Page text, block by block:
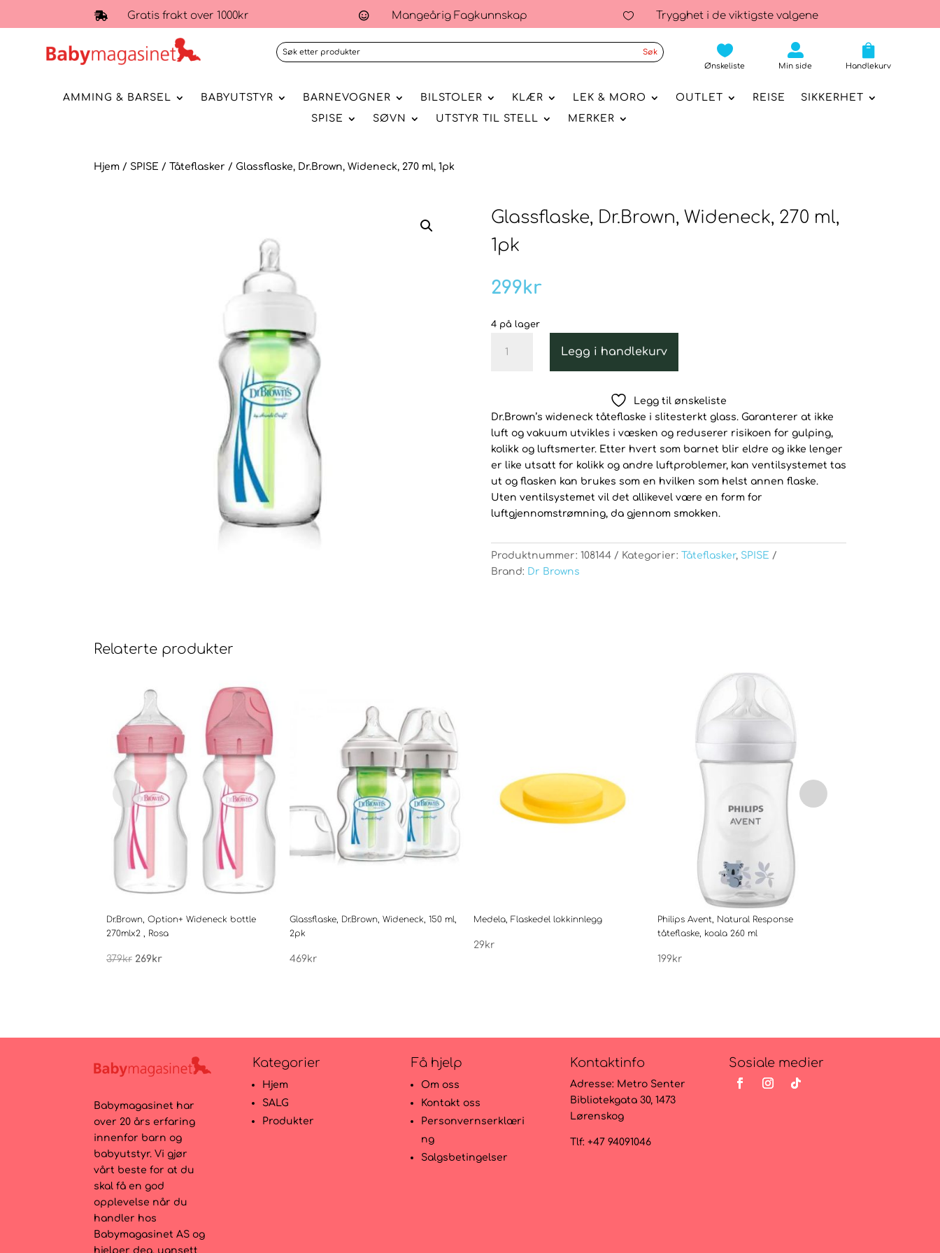
 Gratis frakt over 1000kr  Mangeårig Fagkunnskap  Trygghet i de viktigste valgene

Ønskeliste

Min side

Handlekurv
AMMING & BARSEL BABYUTSTYR BARNEVOGNER BILSTOLER KLÆR LEK & MORO OUTLET REISE
SIKKERHET
SPISE
SØVN UTSTYR TIL STELL MERKER
Hjem / SPISE / Tåteflasker / Glassflaske, Dr.Brown, Wideneck, 270 ml, 1pk
Glassflaske, Dr.Brown, Wideneck, 270 ml,
1pk
299kr
4 på lager
Dr.Brown,
1pk
antall
Legg i handlekurv
Legg til ønskeliste
Dr.Brown’s wideneck tåteflaske i slitesterkt glass. Garanterer at ikke
luft og vakuum utvikles i væsken og reduserer risikoen for gulping,
kolikk og luftsmerter. Etter hvert som barnet blir eldre og ikke lenger
er like utsatt for kolikk og andre luftproblemer, kan ventilsystemet tas
ut og flasken kan brukes som en hvilken som helst annen flaske.
Uten ventilsystemet vil det allikevel være en form for
luftgjennomstrømning, da gjennom smokken.
Produktnummer: 108144 Kategorier: Tåteflasker, SPISE
Brand: Dr Browns
Relaterte produkter
Dr.Brown, Option+ Wideneck bottle
270mlx2 , Rosa
379kr Opprinnelig
269krNåværende
Glassflaske, Dr.Brown, Wideneck, 150 ml,
2pk
469kr
Medela, Flaskedel lokkinnlegg
29kr
Philips Avent, Natural Response
tåteflaske, koala 260 ml
199kr
Babymagasinet har
over 20 års erfaring
innenfor barn og
babyutstyr. Vi gjør
vårt beste for at du
skal få en god
opplevelse når du
handler hos
Babymagasinet AS og
hjelper deg, uansett
Kategorier
Hjem
SALG
Produkter
Få hjelp
Om oss
Kontakt oss
Personvernserklæri
ng
Salgsbetingelser
Kontaktinfo
Adresse: Metro Senter
Bibliotekgata 30, 1473
Lørenskog
Tlf: +47 94091046
Sosiale medier